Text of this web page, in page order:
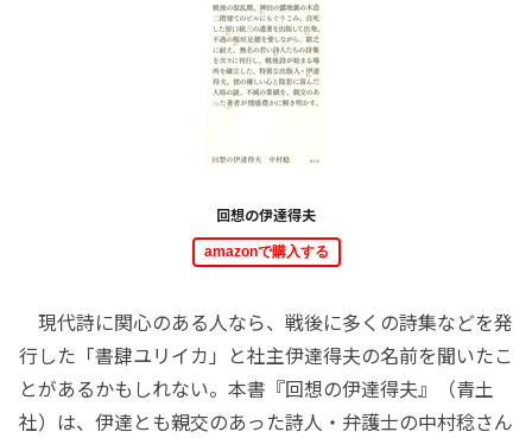
回想の伊達得夫
amazonで購入する
現代詩に関心のある人なら、戦後に多くの詩集などを発
行した「書肆ユリイカ」と社主伊達得夫の名前を聞いたこ
とがあるかもしれない。本書『回想の伊達得夫』（青土
社）は、伊達とも親交のあった詩人・弁護士の中村稔さん